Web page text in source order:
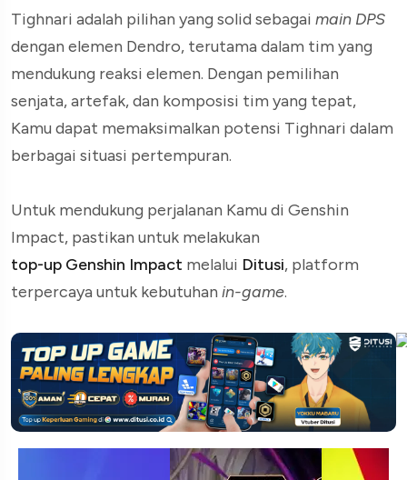
Tighnari adalah pilihan yang solid sebagai main DPS
dengan elemen Dendro, terutama dalam tim yang
mendukung reaksi elemen. Dengan pemilihan
senjata, artefak, dan komposisi tim yang tepat,
Kamu dapat memaksimalkan potensi Tighnari dalam
berbagai situasi pertempuran.
Untuk mendukung perjalanan Kamu di Genshin
Impact, pastikan untuk melakukan
top-up Genshin Impact melalui Ditusi, platform
terpercaya untuk kebutuhan in-game.